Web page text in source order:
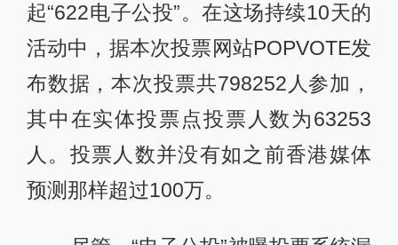
起“622电子公投”。在这场持续10天的
活动中，据本次投票网站POPVOTE发
布数据，本次投票共798252人参加，
其中在实体投票点投票人数为63253
人。投票人数并没有如之前香港媒体
预测那样超过100万。